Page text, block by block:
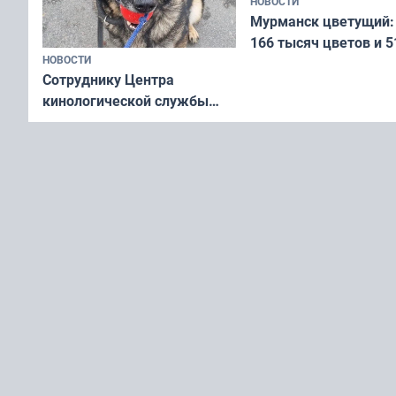
НОВОСТИ
Сотруднику Центра
кинологической службы
ищут новый дом
Мурманск
166 тысяч цветов и